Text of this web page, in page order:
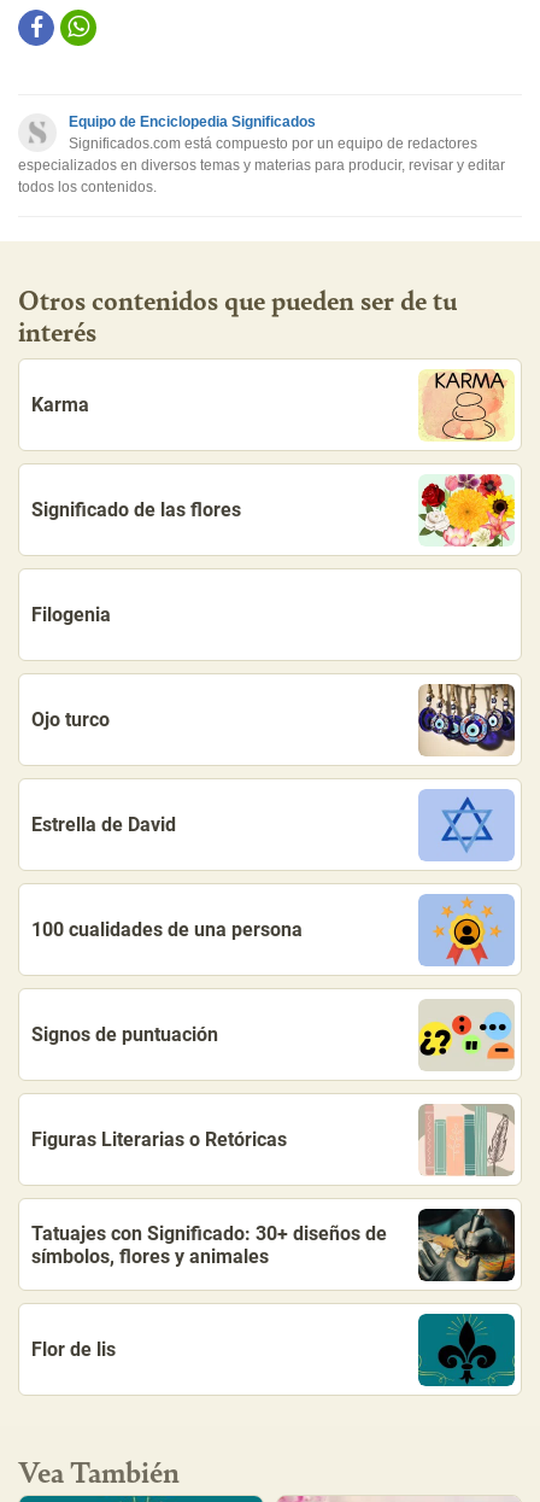
Este contenido contiene información incorrecta
Otro
Equipo de Enciclopedia Significados
Significados.com está compuesto por un equipo de redactores
especializados en diversos temas y materias para producir, revisar y editar
todos los contenidos.
Otros contenidos que pueden ser de tu
interés
Karma
Significado de las flores
Filogenia
Ojo turco
Estrella de David
100 cualidades de una persona
Signos de puntuación
Figuras Literarias o Retóricas
Tatuajes con Significado: 30+ diseños de
símbolos, flores y animales
Flor de lis
Vea También